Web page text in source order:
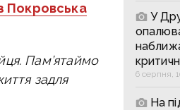
Покровська
Пам’ятаймо
задля
У
6 серпня,
На